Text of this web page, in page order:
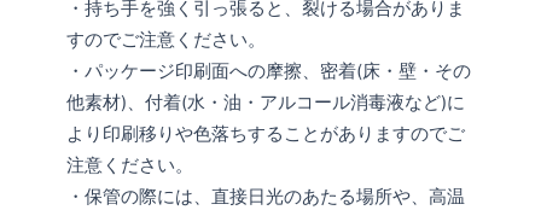
・持ち手を強く引っ張ると、裂ける場合がありま
すのでご注意ください。
・パッケージ印刷面への摩擦、密着(床・壁・その
他素材)、付着(水・油・アルコール消毒液など)に
より印刷移りや色落ちすることがありますのでご
注意ください。
・保管の際には、直接日光のあたる場所や、高温